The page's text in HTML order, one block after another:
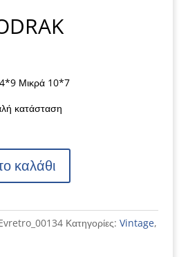
Μικρά 10*7
κατάσταση
καλάθι
Κατηγορίες: Vintage,